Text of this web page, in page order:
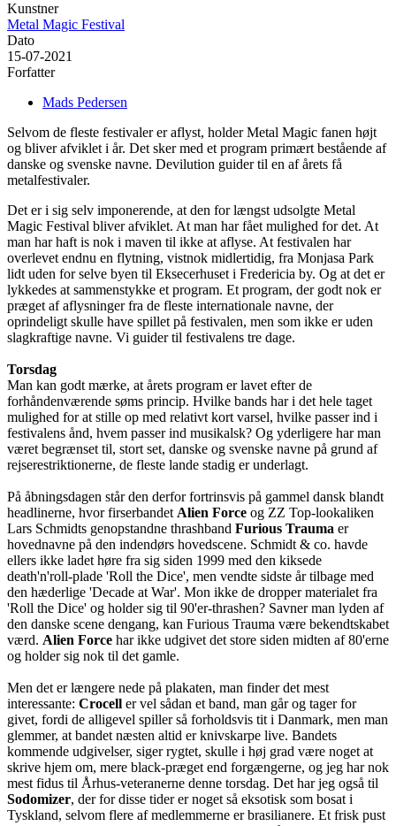
Kunstner
Metal Magic Festival
Dato
15-07-2021
Forfatter
Mads Pedersen
Selvom de fleste festivaler er aflyst, holder Metal Magic fanen højt
og bliver afviklet i år. Det sker med et program primært bestående af
danske og svenske navne. Devilution guider til en af årets få
metalfestivaler.
Det er i sig selv imponerende, at den for længst udsolgte Metal
Magic Festival bliver afviklet. At man har fået mulighed for det. At
man har haft is nok i maven til ikke at aflyse. At festivalen har
overlevet endnu en flytning, vistnok midlertidig, fra Monjasa Park
lidt uden for selve byen til Eksecerhuset i Fredericia by. Og at det er
lykkedes at sammenstykke et program. Et program, der godt nok er
præget af aflysninger fra de fleste internationale navne, der
oprindeligt skulle have spillet på festivalen, men som ikke er uden
slagkraftige navne. Vi guider til festivalens tre dage.
Torsdag
Man kan godt mærke, at årets program er lavet efter de
forhåndenværende søms princip. Hvilke bands har i det hele taget
mulighed for at stille op med relativt kort varsel, hvilke passer ind i
festivalens ånd, hvem passer ind musikalsk? Og yderligere har man
været begrænset til, stort set, danske og svenske navne på grund af
rejserestriktionerne, de fleste lande stadig er underlagt.
På åbningsdagen står den derfor fortrinsvis på gammel dansk blandt
headlinerne, hvor firserbandet Alien Force og ZZ Top-lookaliken
Lars Schmidts genopstandne thrashband Furious Trauma er
hovednavne på den indendørs hovedscene. Schmidt & co. havde
ellers ikke ladet høre fra sig siden 1999 med den kiksede
death'n'roll-plade 'Roll the Dice', men vendte sidste år tilbage med
den hæderlige 'Decade at War'. Mon ikke de dropper materialet fra
'Roll the Dice' og holder sig til 90'er-thrashen? Savner man lyden af
den danske scene dengang, kan Furious Trauma være bekendtskabet
værd. Alien Force har ikke udgivet det store siden midten af 80'erne
og holder sig nok til det gamle.
Men det er længere nede på plakaten, man finder det mest
interessante: Crocell er vel sådan et band, man går og tager for
givet, fordi de alligevel spiller så forholdsvis tit i Danmark, men man
glemmer, at bandet næsten altid er knivskarpe live. Bandets
kommende udgivelser, siger rygtet, skulle i høj grad være noget at
skrive hjem om, mere black-præget end forgængerne, og jeg har nok
mest fidus til Århus-veteranerne denne torsdag. Det har jeg også til
Sodomizer, der for disse tider er noget så eksotisk som bosat i
Tyskland, selvom flere af medlemmerne er brasilianere. Et frisk pust